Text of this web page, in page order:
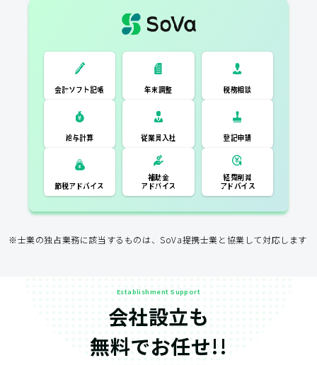
一般的な税理士
会計ソフト記
帳 年末調整 税務相談
会計ソフト記帳
年末調整
税務相談
給与計算
従業員入社
登記申請
節税アドバイス
補助金
アドバイス
アドバイス
※士業の独占業務に該当するものは、SoVa提携士業と協業して対応します
Establishment Support
会社設立も
無料でお任せ!!